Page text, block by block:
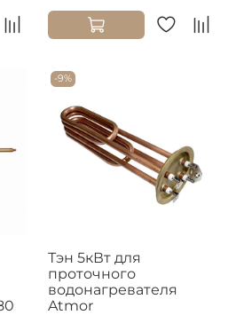
-9%
Тэн 5кВт для
проточного
водонагревателя
Atmor